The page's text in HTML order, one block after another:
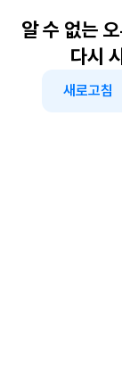
알 수 없는
다시
새로고침